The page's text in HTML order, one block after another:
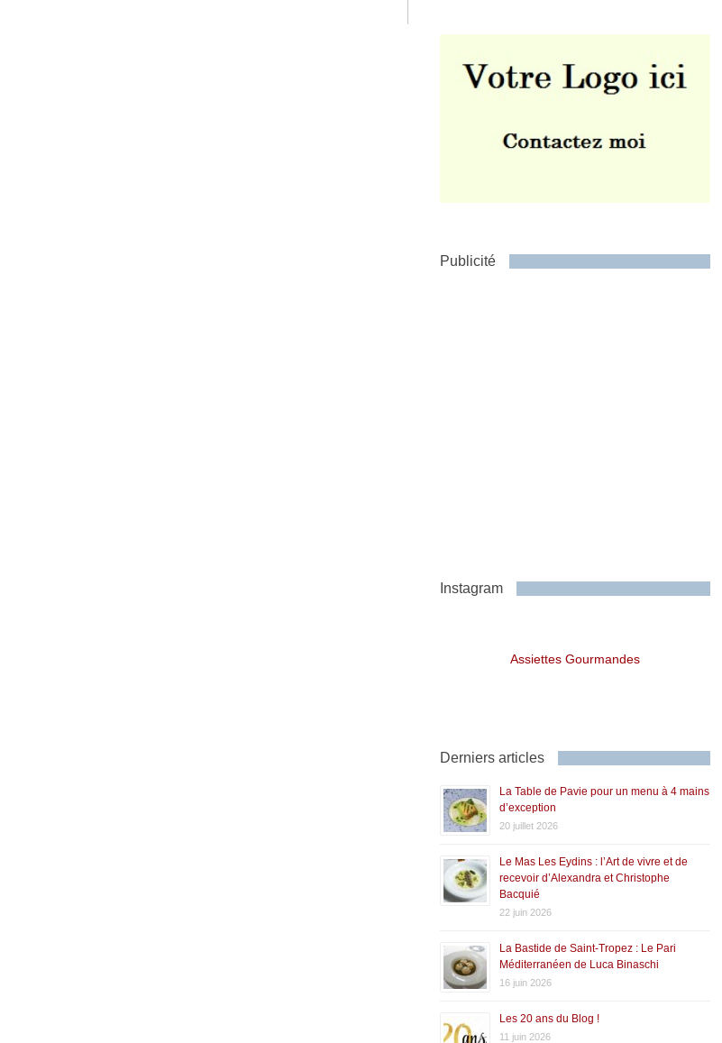
Publicité
Instagram
Assiettes Gourmandes
Derniers articles
La Table de Pavie pour un menu à 4 mains
d’exception
20 juillet 2026
Le Mas Les Eydins : l’Art de vivre et de
recevoir d’Alexandra et Christophe
Bacquié
22 juin 2026
La Bastide de Saint-Tropez : Le Pari
Méditerranéen de Luca Binaschi
16 juin 2026
Les 20 ans du Blog !
11 juin 2026